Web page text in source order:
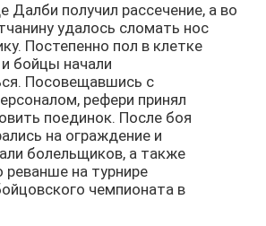
Далби получил рассечение, а во
удалось сломать нос
Постепенно пол в клетке
бойцы начали
Посовещавшись с
рефери принял
поединок. После боя
на ограждение и
болельщиков, а также
реванше на турнире
чемпионата в